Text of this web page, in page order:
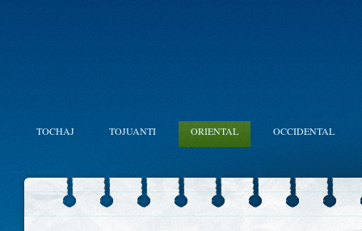
TOCHAJ TOJUANTI ORIENTAL OCCIDENTAL